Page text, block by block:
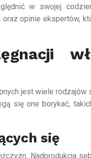
w swojej
opinie ekspertów,
jest wiele rodzajów
się one borykać,
się
Nadprodukcja